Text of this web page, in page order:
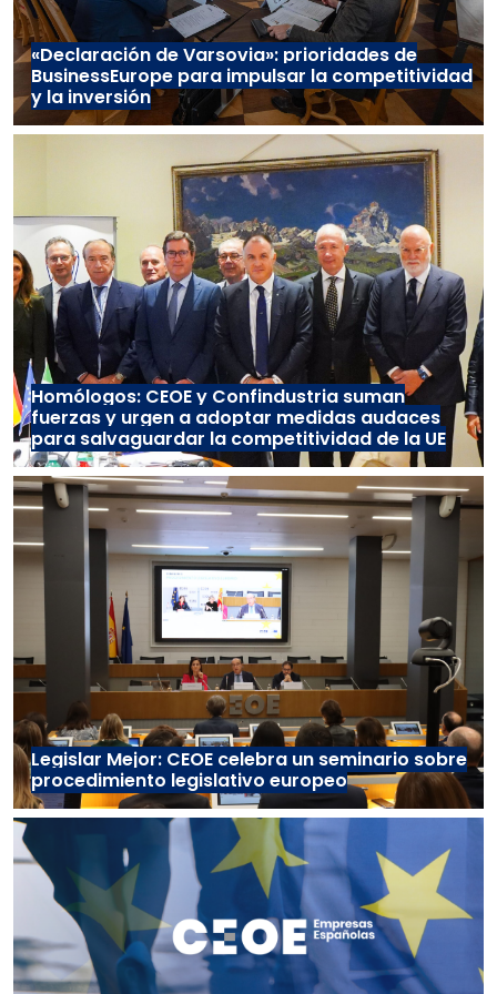
«Declaración de Varsovia»: prioridades de
BusinessEurope para impulsar la competitividad
y la inversión
Homólogos: CEOE y Confindustria suman
fuerzas y urgen a adoptar medidas audaces
para salvaguardar la competitividad de la UE
Legislar Mejor: CEOE celebra un seminario sobre
procedimiento legislativo europeo